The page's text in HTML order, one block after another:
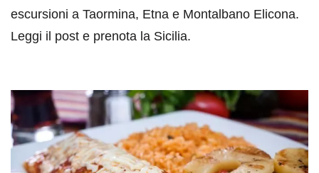
escursioni a Taormina, Etna e Montalbano Elicona.
Leggi il post e prenota la Sicilia.